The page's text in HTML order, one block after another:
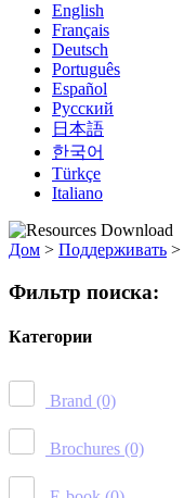
English
Français
Deutsch
Português
Español
Русский
日本語
한국어
Türkçe
Italiano
Дом > Поддерживать >
Фильтр поиска:
Категории
Brand (0)
Brochures (0)